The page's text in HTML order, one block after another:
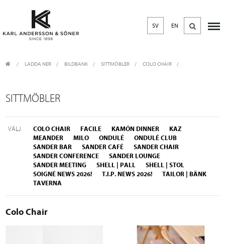
SV EN
LADDA NER / BILDBANK / SITTMÖBLER COLO CHAIR
SITTMÖBLER
VÄLJ COLO CHAIR FACILE KAMÓN DINNER
KAZ
MEANDER
MILO ONDULÉ
ONDULÉ CLUB
SANDER BAR
SANDER CAFÉ
SANDER CHAIR
SANDER CONFERENCE
SANDER LOUNGE
SANDER MEETING
SHELL | PALL
SHELL | STOL
SOIGNÉ NEWS 2026!
T.I.P. NEWS 2026!
TAILOR | BÄNK
TAVERNA
Colo Chair